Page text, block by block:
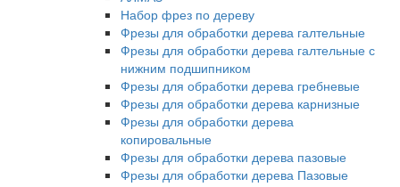
Набор фрез по дереву
Фрезы для обработки дерева галтельные
Фрезы для обработки дерева галтельные с
нижним подшипником
Фрезы для обработки дерева гребневые
Фрезы для обработки дерева карнизные
Фрезы для обработки дерева
копировальные
Фрезы для обработки дерева пазовые
Фрезы для обработки дерева Пазовые